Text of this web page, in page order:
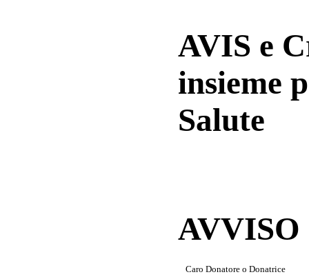
AVIS e
insieme
Salute
Caro Donatore o Donatrice